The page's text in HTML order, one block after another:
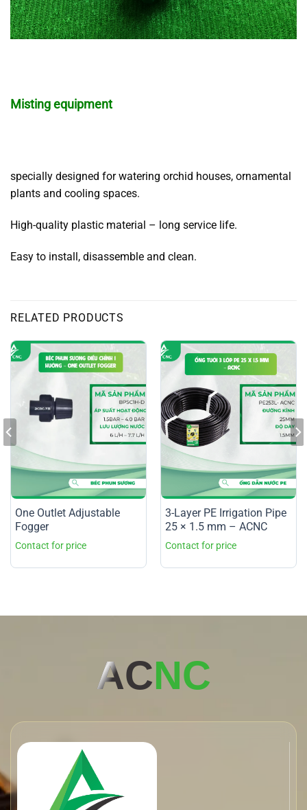
Misting equipment
specially designed for watering orchid houses, ornamental
plants and cooling spaces.
High-quality plastic material – long service life.
Easy to install, disassemble and clean.
RELATED PRODUCTS
One Outlet Adjustable
Fogger
3-Layer PE Irrigation Pipe
25 × 1.5 mm – ACNC
ACNC